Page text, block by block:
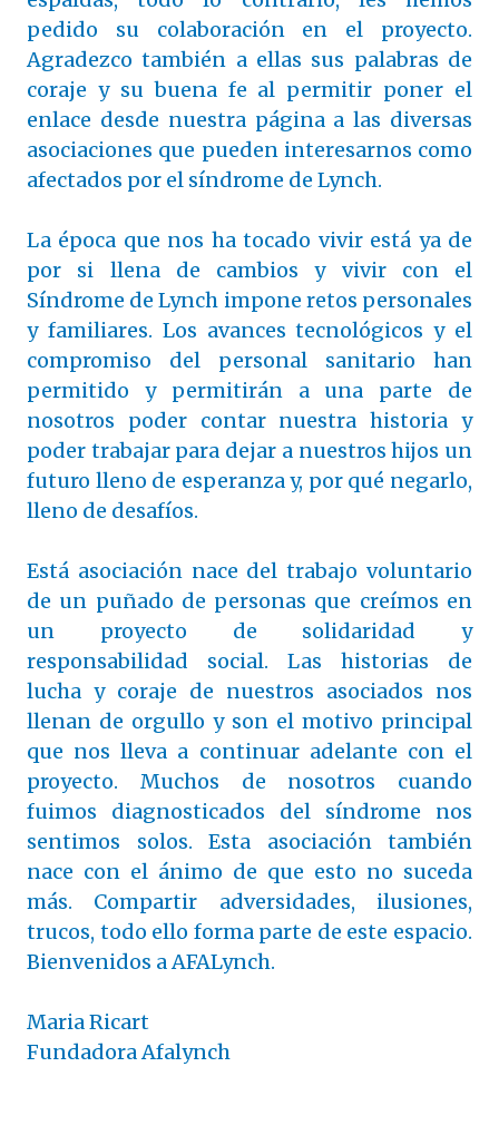
pedido su colaboración en el proyecto.
Agradezco también a ellas sus palabras de
coraje y su buena fe al permitir poner el
enlace desde nuestra página a las diversas
asociaciones que pueden interesarnos como
afectados por el síndrome de Lynch.
La época que nos ha tocado vivir está ya de
por si llena de cambios y vivir con el
Síndrome de Lynch impone retos personales
y familiares. Los avances tecnológicos y el
compromiso del personal sanitario han
permitido y permitirán a una parte de
nosotros poder contar nuestra historia y
poder trabajar para dejar a nuestros hijos un
futuro lleno de esperanza y, por qué negarlo,
lleno de desafíos.
Está asociación nace del trabajo voluntario
de un puñado de personas que creímos en
un proyecto de solidaridad y
responsabilidad social. Las historias de
lucha y coraje de nuestros asociados nos
llenan de orgullo y son el motivo principal
que nos lleva a continuar adelante con el
proyecto. Muchos de nosotros cuando
fuimos diagnosticados del síndrome nos
sentimos solos. Esta asociación también
nace con el ánimo de que esto no suceda
más. Compartir adversidades, ilusiones,
trucos, todo ello forma parte de este espacio.
Bienvenidos a AFALynch.
Maria Ricart
Fundadora Afalynch